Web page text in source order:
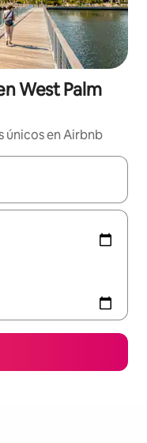
West Palm
únicos en Airbnb
navega con las